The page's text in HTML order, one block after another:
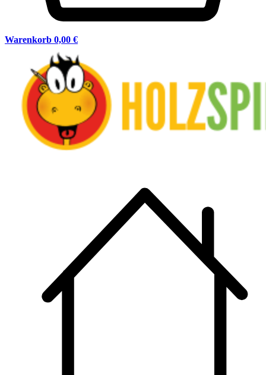
Warenkorb 0,00 €